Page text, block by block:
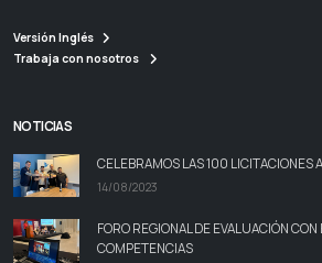
Versión Inglés
Trabaja con nosotros
NOTICIAS
CELEBRAMOS LAS 100 LICITACIONES
14/08/2023
FORO REGIONAL DE EVALUACIÓN CON
COMPETENCIAS